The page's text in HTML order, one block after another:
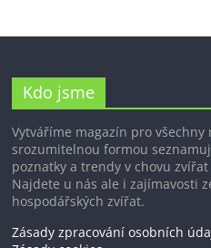
Kdo jsme
Vytváříme magazín pro
srozumitelnou formou
poznatky a trendy v chovu
Najdete u nás ale i zajímavosti
hospodářských zvířat.
Zásady zpracování osobních